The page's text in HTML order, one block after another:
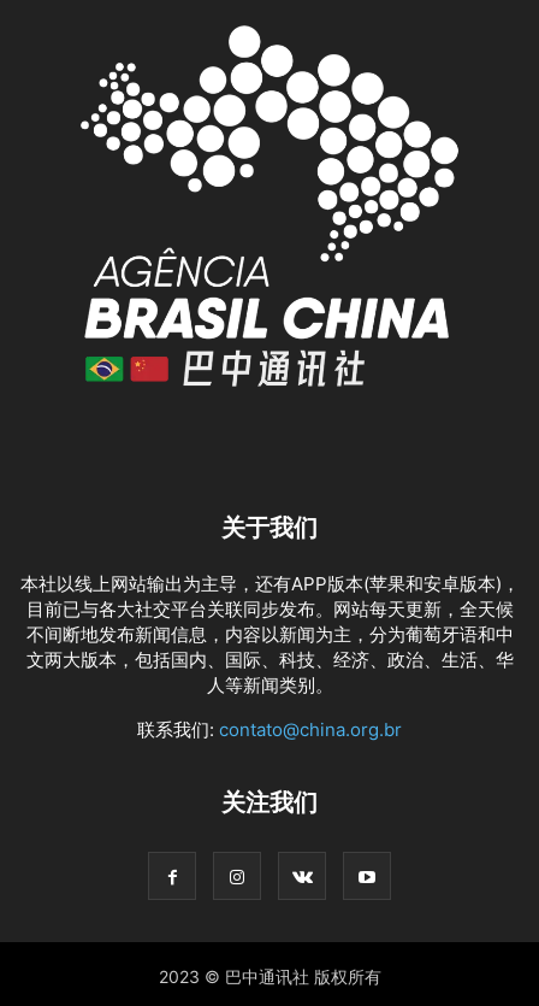
关于我们
本社以线上网站输出为主导，还有APP版本(苹果和安卓版本)，
目前已与各大社交平台关联同步发布。网站每天更新，全天候
不间断地发布新闻信息，内容以新闻为主，分为葡萄牙语和中
文两大版本，包括国内、国际、科技、经济、政治、生活、华
人等新闻类别。
联系我们: contato@china.org.br
关注我们
2023 © 巴中通讯社 版权所有